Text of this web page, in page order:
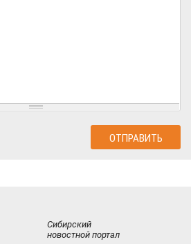
Сибирский
новостной портал